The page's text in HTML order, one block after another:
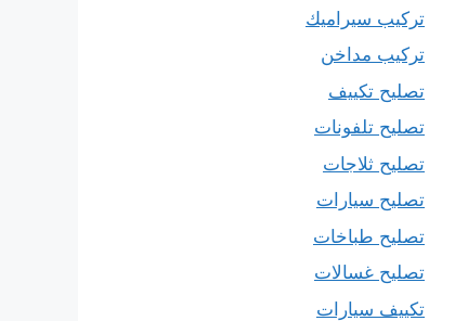
تركيب سيراميك
تركيب مداخن
تصليح تكييف
تصليح تلفونات
تصليح ثلاجات
تصليح سيارات
تصليح طباخات
تصليح غسالات
تكييف سيارات